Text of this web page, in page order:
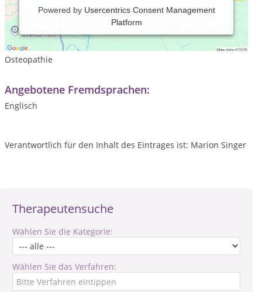
Therapeutensuche
Wählen Sie die Kategorie:
Wählen Sie das Verfahren:
Powered by Usercentrics Consent Management
Platform
Leistungsspektrum:
Traditionelle und komplementäre Medizin, Heilkunde
Osteopathie
Angebotene Fremdsprachen:
Englisch
Verantwortlich für den Inhalt des Eintrages ist: Marion Singer